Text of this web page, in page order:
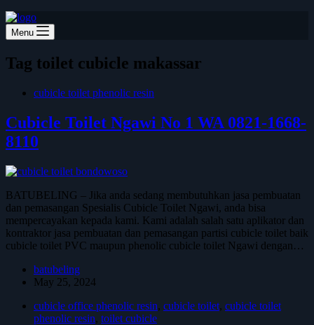
Menu
Tag toilet cubicle makassar
cubicle toilet phenolic resin
Cubicle Toilet Ngawi No 1 WA 0821-1668-
8110
BATUBELING – Jika anda sedang membutuhkan jasa pembuatan
dan pemasangan Spesialis Cubicle Toilet Ngawi, anda bisa
mempercayakan kepada kami. Kami adalah salah satu aplikator dan
kontraktor jasa pembuatan dan pemasangan partisi cubicle toilet baik
cubicle toilet PVC maupun phenolic cubicle toilet Ngawi dengan…
batubeling
May 25, 2024
cubicle office phenolic resin, cubicle toilet, cubicle toilet
phenolic resin, toilet cubicle